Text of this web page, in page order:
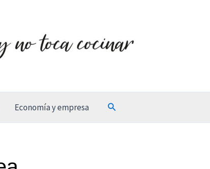
Economía y empresa Buscar